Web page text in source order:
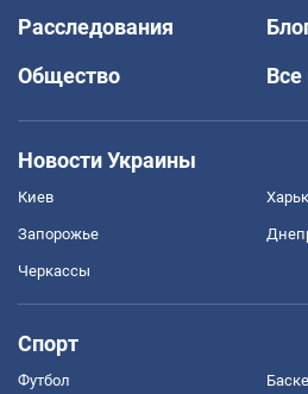
Расследования
Общество
Все
Новости Украины
Киев
Запорожье
Черкассы
Спорт
Футбол